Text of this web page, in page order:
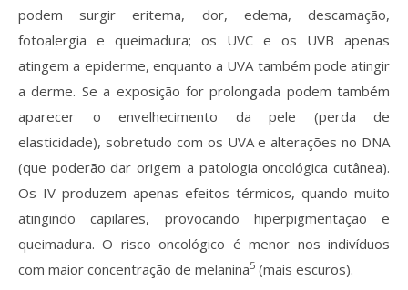
podem surgir eritema, dor, edema, descamação,
fotoalergia e queimadura; os UVC e os UVB apenas
atingem a epiderme, enquanto a UVA também pode atingir
a derme. Se a exposição for prolongada podem também
aparecer o envelhecimento da pele (perda de
elasticidade), sobretudo com os UVA e alterações no DNA
(que poderão dar origem a patologia oncológica cutânea).
Os IV produzem apenas efeitos térmicos, quando muito
atingindo capilares, provocando hiperpigmentação e
queimadura. O risco oncológico é menor nos indivíduos
com maior concentração de melanina5 (mais escuros).